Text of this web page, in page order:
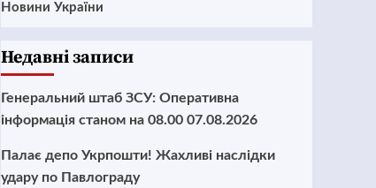
Новини України
Недавні записи
Генеральний штаб ЗСУ: Оперативна
інформація станом на 08.00 07.08.2026
Палає депо Укрпошти! Жахливі наслідки
удару по Павлограду